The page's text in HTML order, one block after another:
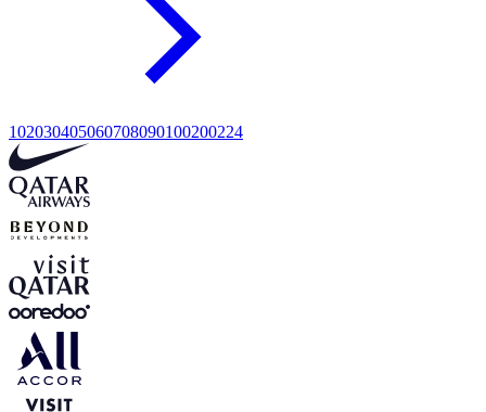
102030405060708090100200224